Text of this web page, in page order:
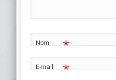
Nom *
E-mail *